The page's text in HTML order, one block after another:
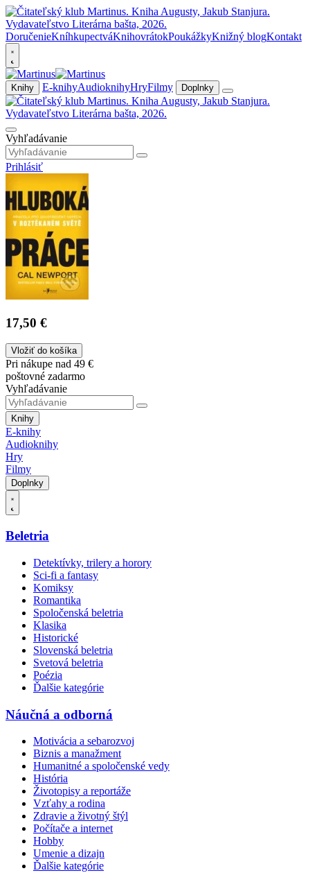
DoručenieKníhkupectváKnihovrátokPoukážkyKnižný blogKontakt
Knihy E-knihyAudioknihyHryFilmy Doplnky
Vyhľadávanie
Prihlásiť
17,50 €
Vložiť do košíka
Pri nákupe nad 49 €
poštovné zadarmo
Vyhľadávanie
Knihy
E-knihy
Audioknihy
Hry
Filmy
Doplnky
Beletria
Detektívky, trilery a horory
Sci-fi a fantasy
Komiksy
Romantika
Spoločenská beletria
Klasika
Historické
Slovenská beletria
Svetová beletria
Poézia
Ďalšie kategórie
Náučná a odborná
Motivácia a sebarozvoj
Biznis a manažment
Humanitné a spoločenské vedy
História
Životopisy a reportáže
Vzťahy a rodina
Zdravie a životný štýl
Počítače a internet
Hobby
Umenie a dizajn
Ďalšie kategórie